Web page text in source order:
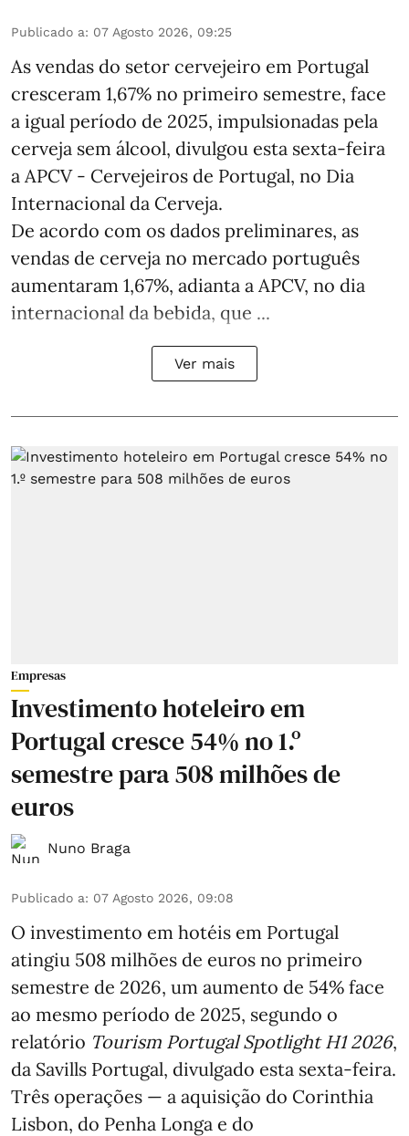
Publicado a: 07 Agosto 2026, 09:25
As vendas do setor cervejeiro em Portugal
cresceram 1,67% no primeiro semestre, face
a igual período de 2025, impulsionadas pela
cerveja sem álcool, divulgou esta sexta-feira
a APCV - Cervejeiros de Portugal, no Dia
Internacional da Cerveja.
De acordo com os dados preliminares, as
vendas de cerveja no mercado português
aumentaram 1,67%, adianta a APCV, no dia
internacional da bebida, que ...
Ver mais
Empresas
Investimento hoteleiro em
Portugal cresce 54% no 1.º
semestre para 508 milhões de
euros
Nuno Braga
Publicado a: 07 Agosto 2026, 09:08
O investimento em hotéis em Portugal
atingiu 508 milhões de euros no primeiro
semestre de 2026, um aumento de 54% face
ao mesmo período de 2025, segundo o
relatório Tourism Portugal Spotlight H1 2026,
da Savills Portugal, divulgado esta sexta-feira.
Três operações — a aquisição do Corinthia
Lisbon, do Penha Longa e do